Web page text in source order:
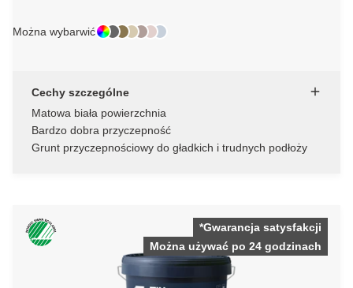
Można wybarwić
Cechy szczególne
Matowa biała powierzchnia
Bardzo dobra przyczepność
Grunt przyczepnościowy do gładkich i trudnych podłoży
*Gwarancja satysfakcji
Można używać po 24 godzinach